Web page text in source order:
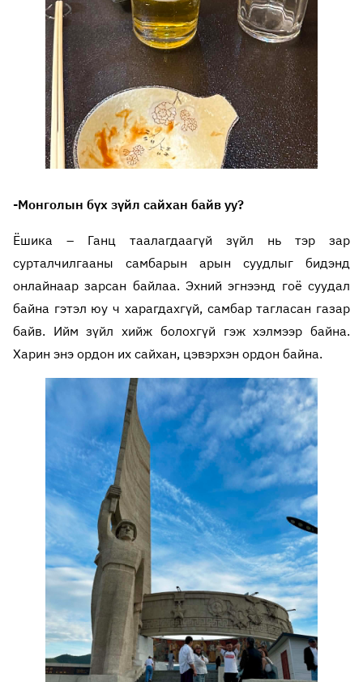
-Монголын бүх зүйл сайхан байв уу?
Ёшика – Ганц таалагдаагүй зүйл нь тэр зар
сурталчилгааны самбарын арын суудлыг бидэнд
онлайнаар зарсан байлаа. Эхний эгнээнд гоё суудал
байна гэтэл юу ч харагдахгүй, самбар тагласан газар
байв. Ийм зүйл хийж болохгүй гэж хэлмээр байна.
Харин энэ ордон их сайхан, цэвэрхэн ордон байна.